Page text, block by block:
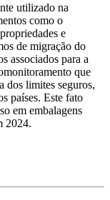
utilizado na
como o
e
de migração do
associados para a
que
dos limites seguros,
países. Este fato
em embalagens
2024.